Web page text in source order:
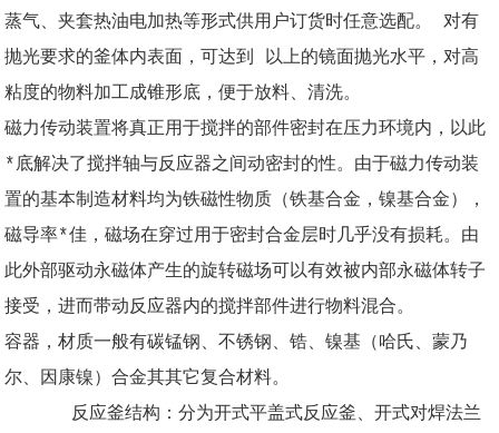
蒸气、夹套热油电加热等形式供用户订货时任意选配。 对有
抛光要求的釜体内表面，可达到 以上的镜面抛光水平，对高
粘度的物料加工成锥形底，便于放料、清洗。
磁力传动装置将真正用于搅拌的部件密封在压力环境内，以此
*底解决了搅拌轴与反应器之间动密封的性。由于磁力传动装
置的基本制造材料均为铁磁性物质（铁基合金，镍基合金），
磁导率*佳，磁场在穿过用于密封合金层时几乎没有损耗。由
此外部驱动永磁体产生的旋转磁场可以有效被内部永磁体转子
接受，进而带动反应器内的搅拌部件进行物料混合。
容器，材质一般有碳锰钢、不锈钢、锆、镍基（哈氏、蒙乃
尔、因康镍）合金其其它复合材料。
反应釜结构：分为开式平盖式反应釜、开式对焊法兰